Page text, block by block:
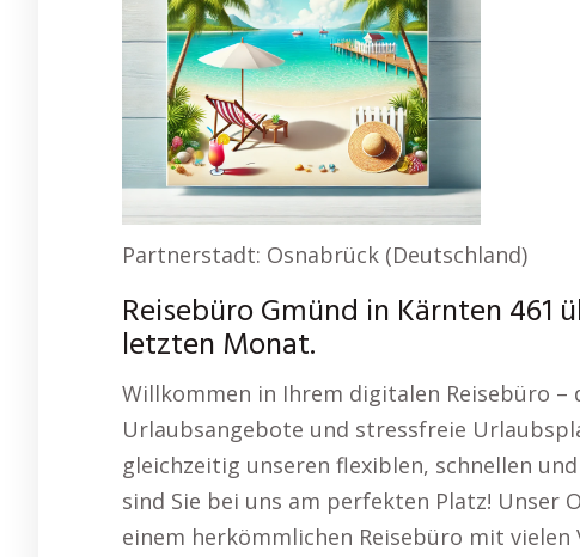
Partnerstadt: Osnabrück (Deutschland)
Reisebüro Gmünd in Kärnten 461
letzten Monat.
Willkommen in Ihrem digitalen Reisebüro
Urlaubsangebote und stressfreie
gleichzeitig unseren flexiblen, schnellen
sind Sie bei uns am perfekten Platz! Unser
einem herkömmlichen Reisebüro mit